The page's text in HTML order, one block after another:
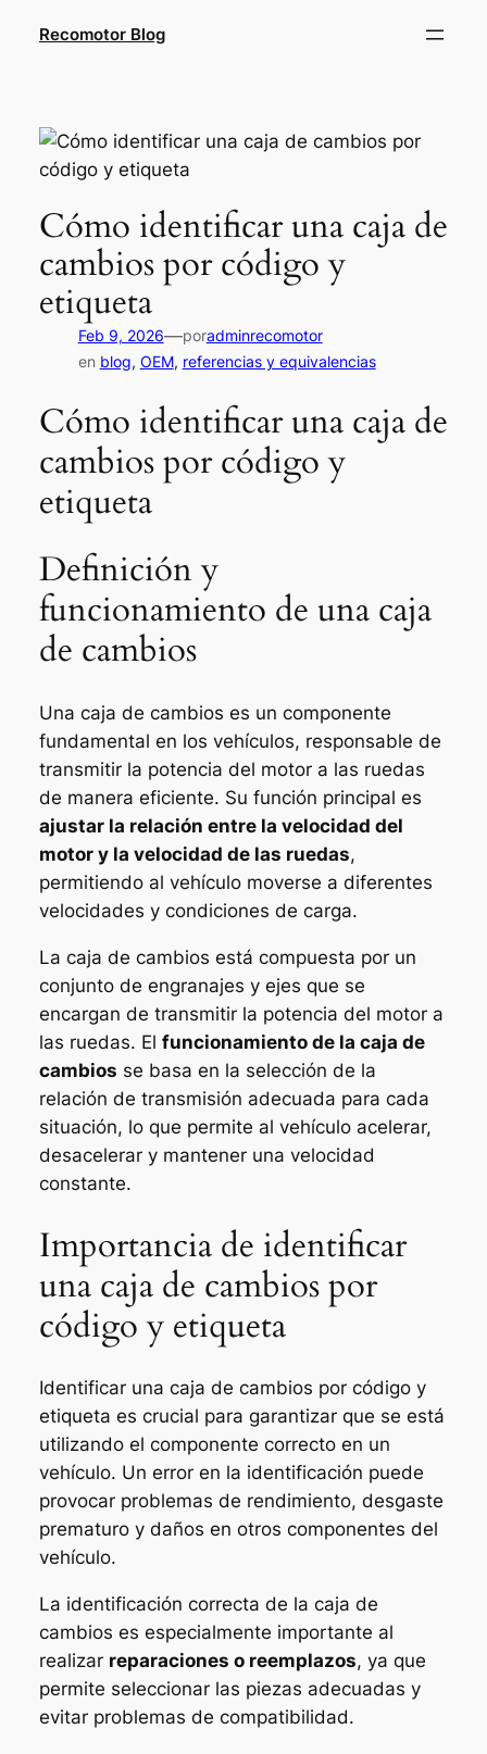
Recomotor Blog
Cómo identificar una caja de
cambios por código y
etiqueta
Feb 9, 2026—poradminrecomotor
en blog, OEM, referencias y equivalencias
Cómo identificar una caja de
cambios por código y
etiqueta
Definición y
funcionamiento de una caja
de cambios
Una caja de cambios es un componente
fundamental en los vehículos, responsable de
transmitir la potencia del motor a las ruedas
de manera eficiente. Su función principal es
ajustar la relación entre la velocidad del
motor y la velocidad de las ruedas,
permitiendo al vehículo moverse a diferentes
velocidades y condiciones de carga.
La caja de cambios está compuesta por un
conjunto de engranajes y ejes que se
encargan de transmitir la potencia del motor a
las ruedas. El funcionamiento de la caja de
cambios se basa en la selección de la
relación de transmisión adecuada para cada
situación, lo que permite al vehículo acelerar,
desacelerar y mantener una velocidad
constante.
Importancia de identificar
una caja de cambios por
código y etiqueta
Identificar una caja de cambios por código y
etiqueta es crucial para garantizar que se está
utilizando el componente correcto en un
vehículo. Un error en la identificación puede
provocar problemas de rendimiento, desgaste
prematuro y daños en otros componentes del
vehículo.
La identificación correcta de la caja de
cambios es especialmente importante al
realizar reparaciones o reemplazos, ya que
permite seleccionar las piezas adecuadas y
evitar problemas de compatibilidad.